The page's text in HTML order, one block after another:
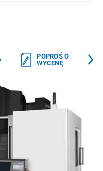
POPROŚ O
WYCENĘ